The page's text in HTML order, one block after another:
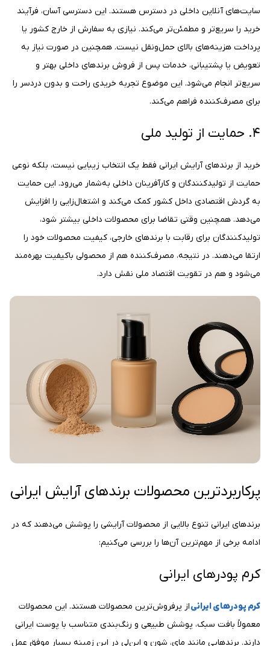
سایت‌های آنلاین داخلی در دسترس هستند. این دسترسی آسان، فرآیند
خرید را سریع‌تر و مطمئن‌تر می‌کند. نیازی به سفارش از خارج کشور یا
پرداخت هزینه‌های بالای حمل‌ونقل نیست. همچنین در صورت نیاز به
تعویض یا پشتیبانی، خدمات پس از فروش برندهای داخلی بهتر و
سریع‌تر انجام می‌شود. این موضوع تجربه خریدی راحت و بدون دردسر را
برای مصرف‌کننده فراهم می‌کند.
۴. حمایت از تولید ملی
خرید از برندهای آرایش ایرانی فقط یک انتخاب زیبایی نیست، بلکه نوعی
حمایت از تولیدکنندگان و کارآفرینان داخلی به‌شمار می‌رود. این حمایت
به گردش اقتصادی داخل کشور کمک می‌کند و اشتغال‌زایی را افزایش
می‌دهد. همچنین وقتی تقاضا برای محصولات داخلی بیشتر شود،
تولیدکنندگان برای رقابت با برندهای خارجی، کیفیت محصولات خود را
ارتقا می‌دهند. در نتیجه، مصرف‌کننده هم از محصولی باکیفیت بهره‌مند
می‌شود و هم در تقویت اقتصاد ملی نقش دارد.
پرکاربردترین محصولات برندهای آرایش ایرانی
برندهای ایرانی تنوع بالایی از محصولات آرایشی را پوشش می‌دهند که در
ادامه برخی از مهم‌ترین آن‌ها را بررسی می‌کنیم:
کرم پودرهای ایرانی
کرم پودرهای ایرانیاز پرفروش‌ترین محصولات هستند. این محصولات
معمولاً بافت سبک، پوشش طبیعی و رنگ‌بندی متناسب با پوست ایرانی
دارند. برندهایی مانند مای، شون و این‌لی در این زمینه بسیار موفق عمل